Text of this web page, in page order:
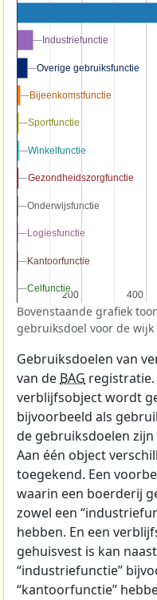
200
200 400
400
Industriefunctie
Industriefunctie
Overige gebruiksfunctie
Overige gebruiksfunctie
Bijeenkomstfunctie
Bijeenkomstfunctie
Sportfunctie
Sportfunctie
Winkelfunctie
Winkelfunctie
Gezondheidszorgfunctie
Gezondheidszorgfunctie
Onderwijsfunctie
Onderwijsfunctie
Logiesfunctie
Logiesfunctie
Kantoorfunctie
Kantoorfunctie
Celfunctie
Celfunctie
Bovenstaande grafiek
gebruiksdoel voor de wijk
Gebruiksdoelen van
van de BAG registratie.
verblijfsobject wordt
bijvoorbeeld als
de gebruiksdoelen
Aan één object
toegekend. Een
waarin een boerderij
zowel een
hebben. En een
gehuisvest is kan
“industriefunctie”
“kantoorfunctie”